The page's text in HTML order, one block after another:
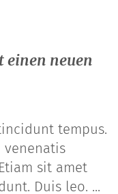
einen neuen
tempus.
venenatis
sit amet
Duis leo. ...